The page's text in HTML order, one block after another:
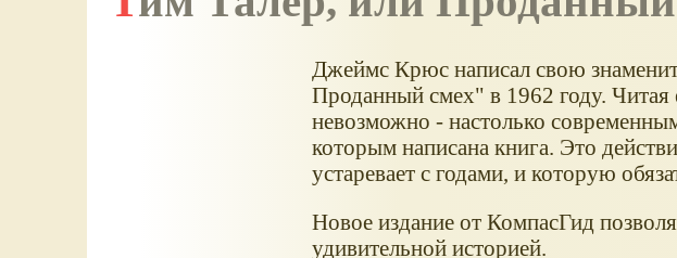
Джеймс Крюс написал свою
Проданный смех" в 1962 году. Читая
невозможно - настолько
которым написана книга. Это
устаревает с годами, и которую
Новое издание от КомпасГид
удивительной историей.